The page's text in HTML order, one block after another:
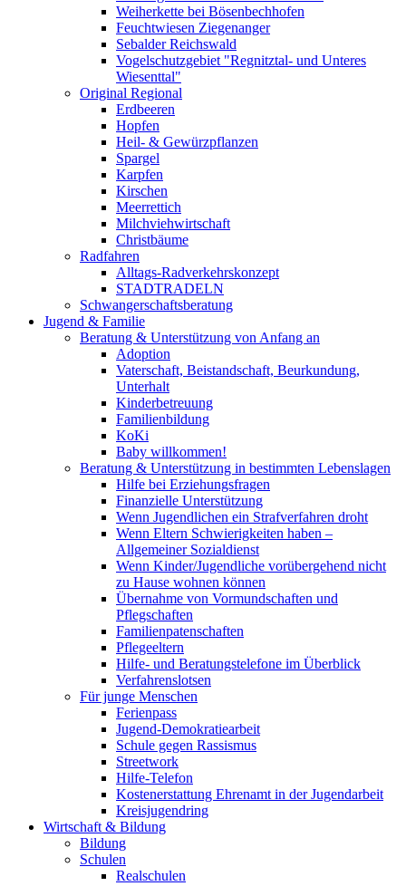
Weiherkette bei Bösenbechhofen
Feuchtwiesen Ziegenanger
Sebalder Reichswald
Vogelschutzgebiet "Regnitztal- und Unteres
Wiesenttal"
Original Regional
Erdbeeren
Hopfen
Heil- & Gewürzpflanzen
Spargel
Karpfen
Kirschen
Meerrettich
Milchviehwirtschaft
Christbäume
Radfahren
Alltags-Radverkehrskonzept
STADTRADELN
Schwangerschaftsberatung
Jugend & Familie
Beratung & Unterstützung von Anfang an
Adoption
Vaterschaft, Beistandschaft, Beurkundung,
Unterhalt
Kinderbetreuung
Familienbildung
KoKi
Baby willkommen!
Beratung & Unterstützung in bestimmten Lebenslagen
Hilfe bei Erziehungsfragen
Finanzielle Unterstützung
Wenn Jugendlichen ein Strafverfahren droht
Wenn Eltern Schwierigkeiten haben –
Allgemeiner Sozialdienst
Wenn Kinder/Jugendliche vorübergehend nicht
zu Hause wohnen können
Übernahme von Vormundschaften und
Pflegschaften
Familienpatenschaften
Pflegeeltern
Hilfe- und Beratungstelefone im Überblick
Verfahrenslotsen
Für junge Menschen
Ferienpass
Jugend-Demokratiearbeit
Schule gegen Rassismus
Streetwork
Hilfe-Telefon
Kostenerstattung Ehrenamt in der Jugendarbeit
Kreisjugendring
Wirtschaft & Bildung
Bildung
Schulen
Realschulen